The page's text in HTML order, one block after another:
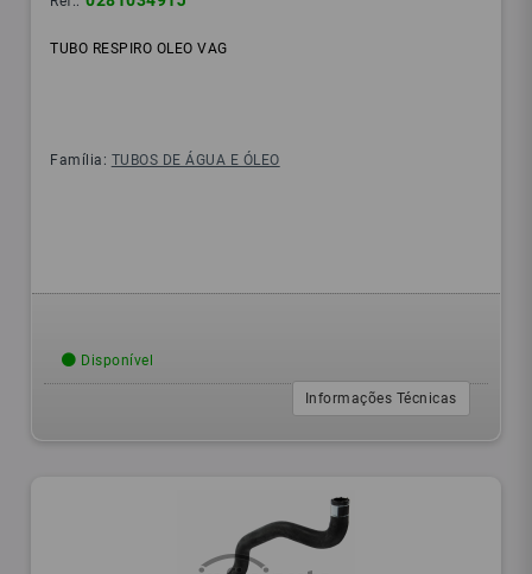
TUBO RESPIRO OLEO VAG
Família: TUBOS DE ÁGUA E ÓLEO
Disponível
Informações Técnicas